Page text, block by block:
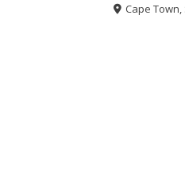
Cape